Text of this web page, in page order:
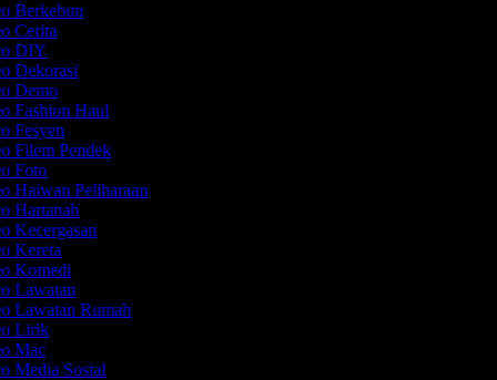
Berkebun
Cerita
DIY
Dekorasi
Demo
Fashion Haul
Fesyen
Filem Pendek
Foto
Haiwan Peliharaan
Hartanah
Kecergasan
Kereta
Komedi
Lawatan
Lawatan Rumah
Lirik
Mac
Media Sosial